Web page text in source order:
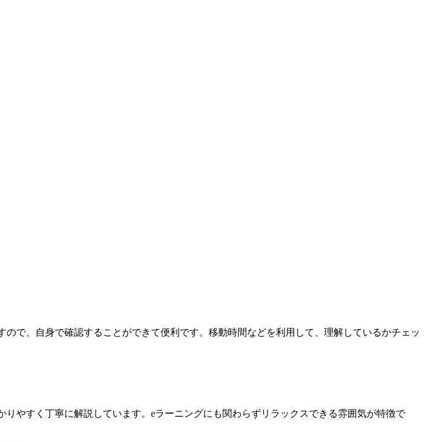
で、自身で確認することができて便利です。移動時間などを利用して、理解しているかチェッ
やすく丁寧に解説しています。eラーニングにも関わらずリラックスできる雰囲気が特徴で